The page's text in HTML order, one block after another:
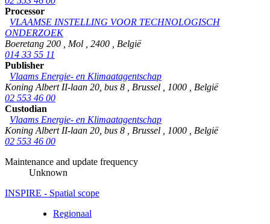
Processor
VLAAMSE INSTELLING VOOR TECHNOLOGISCH
ONDERZOEK
Boeretang 200
Mol 2400
België
014 33 55 11
Publisher
Vlaams Energie- en Klimaatagentschap
Koning Albert II-laan 20, bus 8
Brussel 1000
België
02 553 46 00
Custodian
Vlaams Energie- en Klimaatagentschap
Koning Albert II-laan 20, bus 8
Brussel 1000
België
02 553 46 00
Maintenance and update frequency
Unknown
INSPIRE - Spatial scope
Regionaal